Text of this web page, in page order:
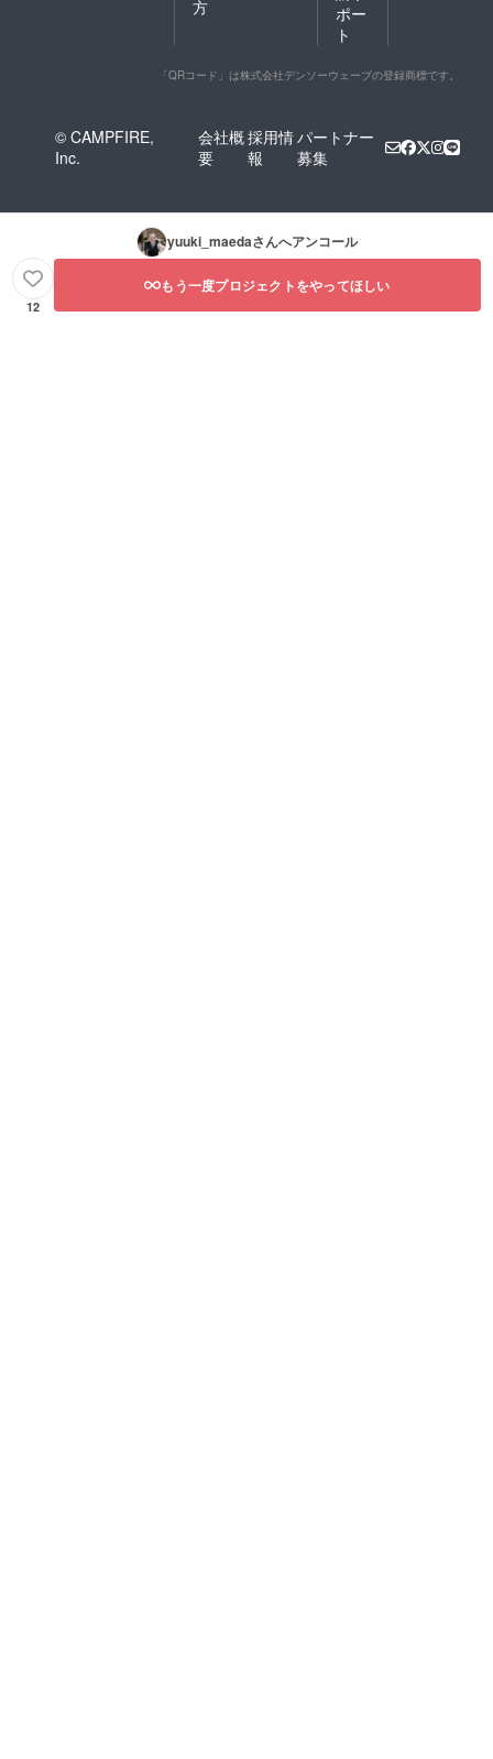
方
ポー
ト
「QRコード」は株式会社デンソーウェーブの登録商標です。
© CAMPFIRE,
Inc.
会社概
要
採用情
報
パートナー
募集
yuuki_maedaさんへアンコール
12
もう一度プロジェクトをやってほしい